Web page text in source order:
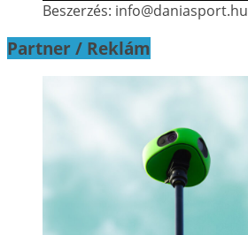
Beszerzés: info@daniasport.hu
Partner / Reklám